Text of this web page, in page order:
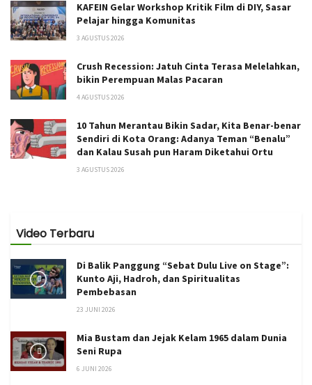
KAFEIN Gelar Workshop Kritik Film di DIY, Sasar
Pelajar hingga Komunitas
3 AGUSTUS 2026
Crush Recession: Jatuh Cinta Terasa Melelahkan,
bikin Perempuan Malas Pacaran
4 AGUSTUS 2026
10 Tahun Merantau Bikin Sadar, Kita Benar-benar
Sendiri di Kota Orang: Adanya Teman “Benalu”
dan Kalau Susah pun Haram Diketahui Ortu
3 AGUSTUS 2026
Video Terbaru
Di Balik Panggung “Sebat Dulu Live on Stage”:
Kunto Aji, Hadroh, dan Spiritualitas
Pembebasan
23 JUNI 2026
Mia Bustam dan Jejak Kelam 1965 dalam Dunia
Seni Rupa
6 JUNI 2026